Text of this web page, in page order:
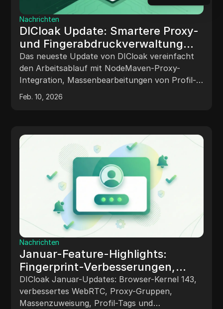
Nachrichten
DICloak Update: Smartere Proxy-
und Fingerabdruckverwaltung
einfach gemacht!
Das neueste Update von DICloak vereinfacht
den Arbeitsablauf mit NodeMaven-Proxy-
Integration, Massenbearbeitungen von Profil-
Kernels und anpassbaren WebGL-
Fingerabdrücken für sicherere und schnellere
Feb. 10, 2026
Nachrichten
Januar-Feature-Highlights:
Fingerprint-Verbesserungen,
Proxy-Tools und mehr in DICloak
DICloak Januar-Updates: Browser-Kernel 143,
verbessertes WebRTC, Proxy-Gruppen,
Massenzuweisung, Profil-Tags und